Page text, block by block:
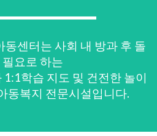
동센터는 사회 내 방과 후 돌
필요로 하는
학습 지도 및 건전한 놀이
동복지 전문시설입니다.